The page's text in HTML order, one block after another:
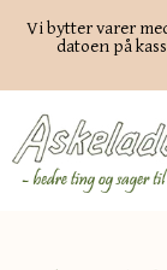
Vi bytter varer
datoen på